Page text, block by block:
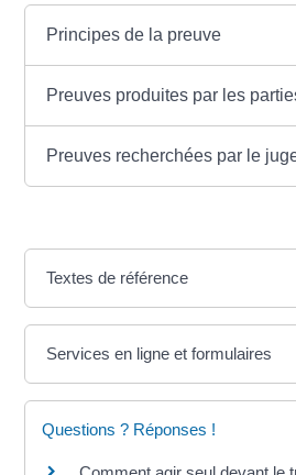
Principes de la preuve
Preuves produites par les
Preuves recherchées par le
Textes de référence
Services en ligne et formulaires
Questions ? Réponses !